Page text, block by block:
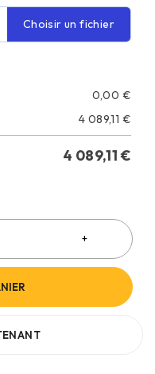
Choisir un fichier
0,00 €
4 089,11 €
4 089,11€